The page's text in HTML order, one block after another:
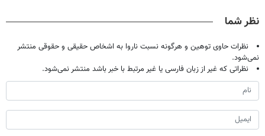
نظر شما
نظرات حاوی توهین و هرگونه نسبت ناروا به اشخاص حقیقی و حقوقی منتشر
نمی‌شود.
نظراتی که غیر از زبان فارسی یا غیر مرتبط با خبر باشد منتشر نمی‌شود.